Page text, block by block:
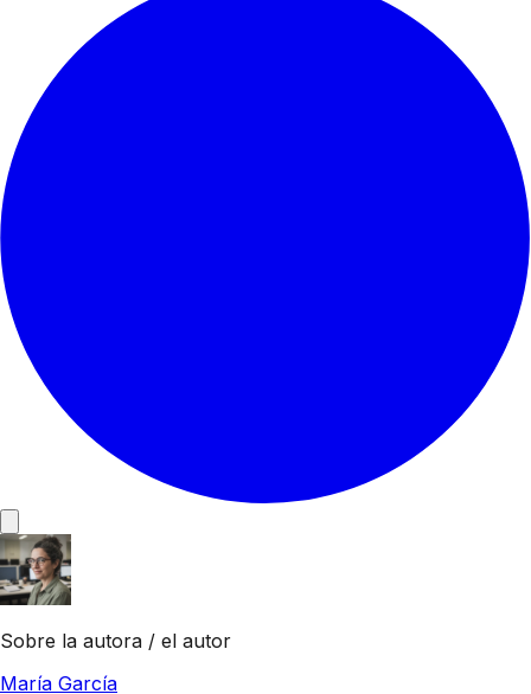
Sobre la autora / el autor
María García